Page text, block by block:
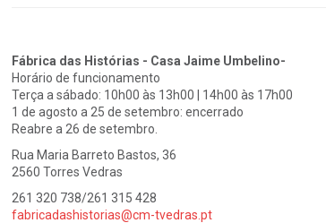
Fábrica das Histórias - Casa Jaime Umbelino-
Horário de funcionamento
Terça a sábado: 10h00 às 13h00 | 14h00 às 17h00
1 de agosto a 25 de setembro: encerrado
Reabre a 26 de setembro.
Rua Maria Barreto Bastos, 36
2560 Torres Vedras
261 320 738/261 315 428
fabricadashistorias@cm-tvedras.pt